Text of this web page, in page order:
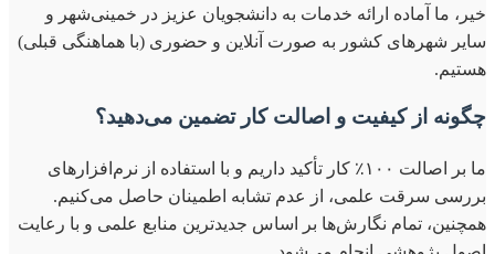
خیر، ما آماده ارائه خدمات به دانشجویان عزیز در خمینی‌شهر و
سایر شهرهای کشور به صورت آنلاین و حضوری (با هماهنگی قبلی)
هستیم.
چگونه از کیفیت و اصالت کار تضمین می‌دهید؟
ما بر اصالت ۱۰۰٪ کار تأکید داریم و با استفاده از نرم‌افزارهای
بررسی سرقت علمی، از عدم تشابه اطمینان حاصل می‌کنیم.
همچنین، تمام نگارش‌ها بر اساس جدیدترین منابع علمی و با رعایت